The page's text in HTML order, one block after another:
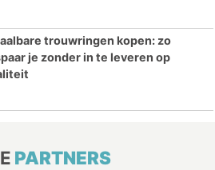
trouwringen kopen: zo
je zonder in te leveren op
PARTNERS